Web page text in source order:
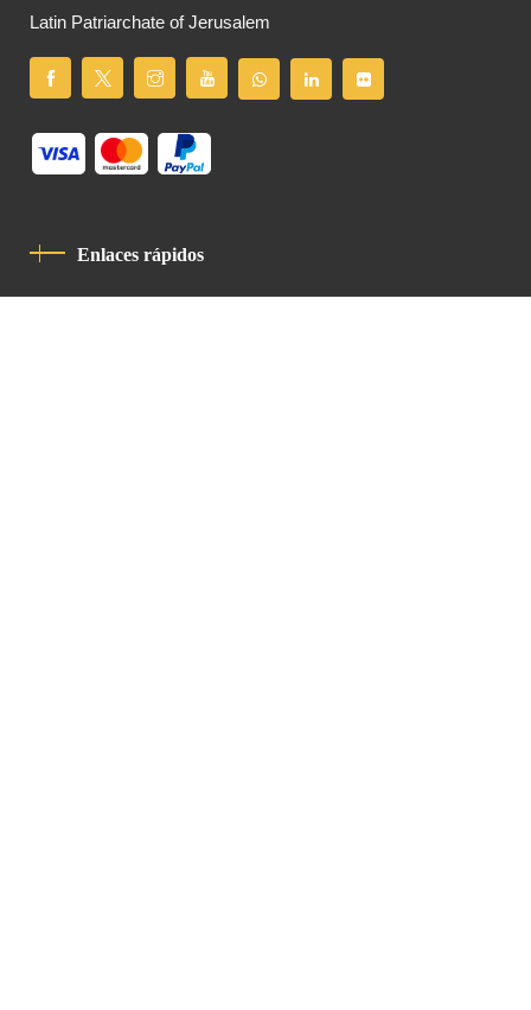
Latin Patriarchate of Jerusalem
Enlaces rápidos